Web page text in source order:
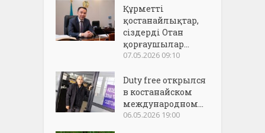
Құрметті
қостанайлықтар,
сіздерді Отан
қорғаушылар...
07.05.2026 09:10
Duty free открылся
в костанайском
международном...
06.05.2026 19:00